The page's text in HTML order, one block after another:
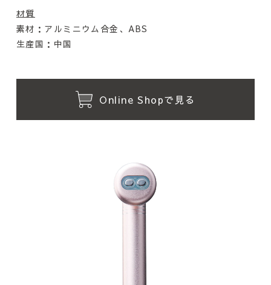
材質
素材：アルミニウム合金、ABS
生産国：中国
Online Shopで見る